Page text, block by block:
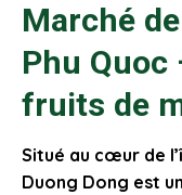
Marché
Phu Quoc
fruits de
Situé au cœur de
Duong Dong est